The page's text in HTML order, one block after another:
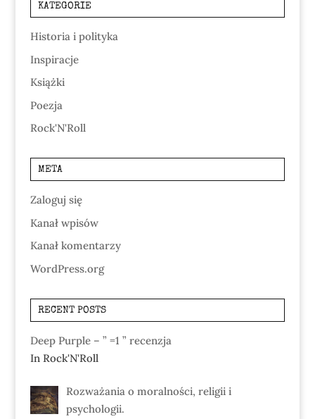
KATEGORIE
Historia i polityka
Inspiracje
Książki
Poezja
Rock'N'Roll
META
Zaloguj się
Kanał wpisów
Kanał komentarzy
WordPress.org
RECENT POSTS
Deep Purple – ” =1 ” recenzja
In Rock'N'Roll
Rozważania o moralności, religii i
psychologii.